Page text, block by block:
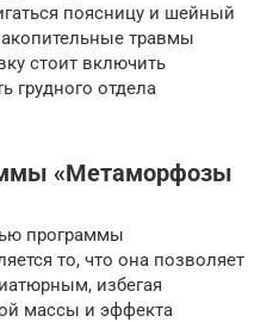
поясницу и шейный
травмы
стоит включить
грудного отдела
«Метаморфозы
программы
то, что она позволяет
избегая
массы и эффекта